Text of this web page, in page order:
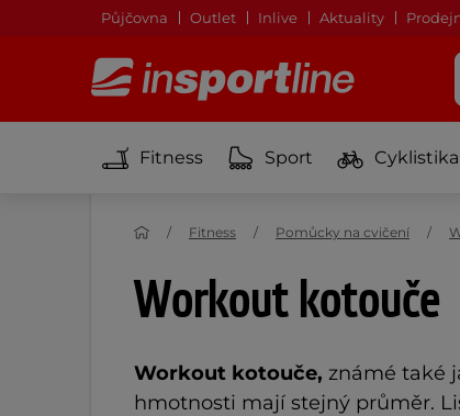
Půjčovna Outlet Inlive Aktuality
Fitness Sport Cyklistika
Workout kotouče
Workout kotouče, známé také
hmotnosti mají stejný průměr.
Fitness Pomůcky na cvičení